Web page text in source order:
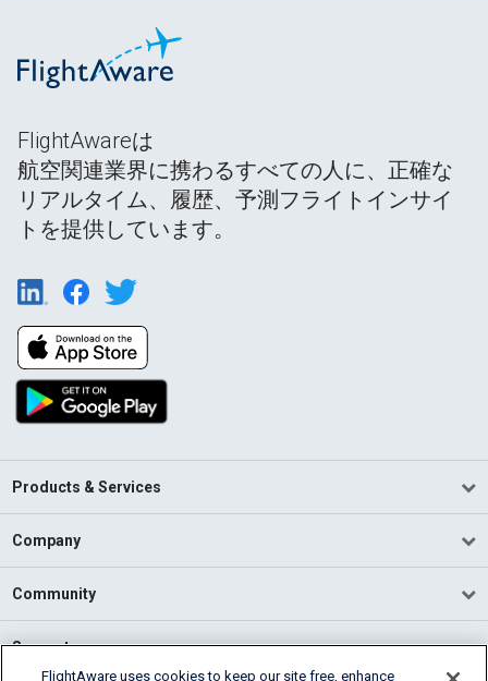
FlightAwareは
航空関連業界に携わるすべての人に、正確な
リアルタイム、履歴、予測フライトインサイ
トを提供しています。
Products & Services
Company
Community
Support
FlightAware uses cookies to keep our site free, enhance